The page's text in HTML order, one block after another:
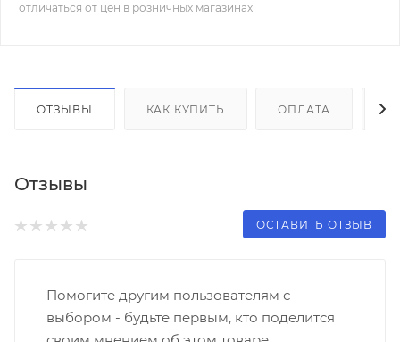
отличаться от цен в розничных магазинах
ОТЗЫВЫ КАК КУПИТЬ ОПЛАТА
Отзывы
ОСТАВИТЬ ОТЗЫВ
Помогите другим пользователям с
выбором - будьте первым, кто поделится